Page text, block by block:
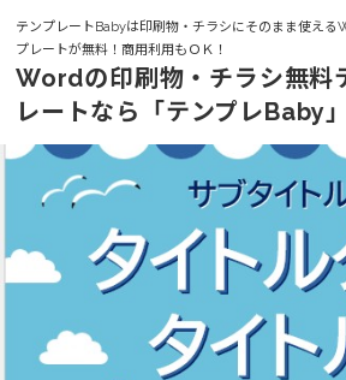
テンプレートBabyは印刷物・チラシにそのまま使える
プレートが無料！商用利用もＯＫ！
Wordの印刷物・チラシ無料
レートなら「テンプレBaby」